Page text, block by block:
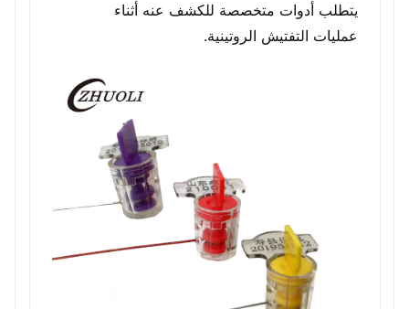
يتطلب أدوات متخصصة للكشف عنه أثناء
عمليات التفتيش الروتينية.